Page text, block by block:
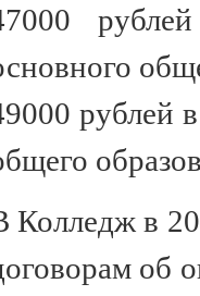
рублей
Колледж в
об